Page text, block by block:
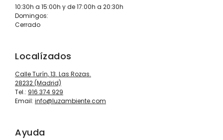
10:30h a 15:00h y de 17:00h a 20:30h
Domingos:
Cerrado
Localízados
Calle Turín, 13. Las Rozas.
28232 (Madrid)
Tel.: 916 374 929
Email: info@luzambiente.com
Ayuda